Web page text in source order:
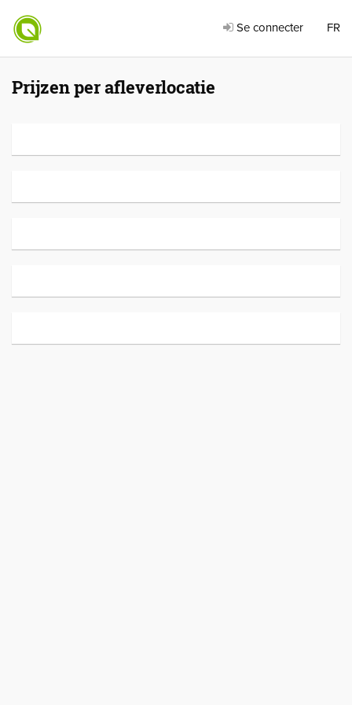
Se connecter FR
Prijzen per afleverlocatie